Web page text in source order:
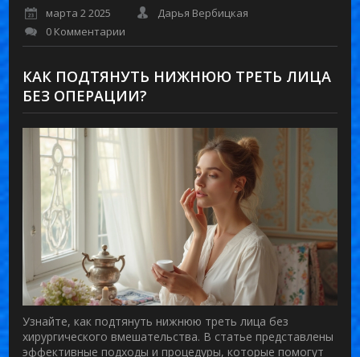
марта 2 2025
Дарья Вербицкая
0 Комментарии
КАК ПОДТЯНУТЬ НИЖНЮЮ ТРЕТЬ ЛИЦА
БЕЗ ОПЕРАЦИИ?
Узнайте, как подтянуть нижнюю треть лица без
хирургического вмешательства. В статье представлены
эффективные подходы и процедуры, которые помогут